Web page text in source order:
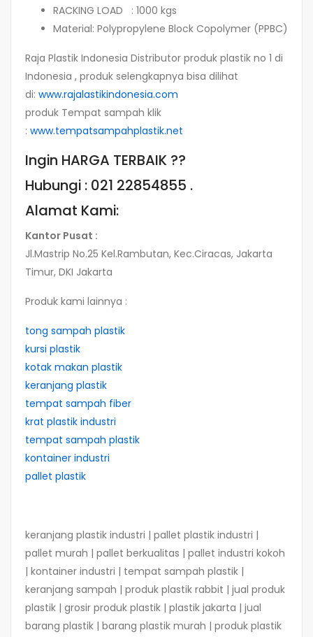
RACKING LOAD : 1000 kgs
Material: Polypropylene Block Copolymer (PPBC)
Raja Plastik Indonesia Distributor produk plastik no 1 di
Indonesia , produk selengkapnya bisa dilihat
di: www.rajalastikindonesia.com
produk Tempat sampah klik
: www.tempatsampahplastik.net
Ingin HARGA TERBAIK ??
Hubungi : 021 22854855 .
Alamat Kami:
Kantor Pusat :
Jl.Mastrip No.25 Kel.Rambutan, Kec.Ciracas, Jakarta
Timur, DKI Jakarta
Produk kami lainnya :
tong sampah plastik
kursi plastik
kotak makan plastik
keranjang plastik
tempat sampah fiber
krat plastik industri
tempat sampah plastik
kontainer industri
pallet plastik
keranjang plastik industri | pallet plastik industri |
pallet murah | pallet berkualitas | pallet industri kokoh
| kontainer industri | tempat sampah plastik |
keranjang sampah | produk plastik rabbit | jual produk
plastik | grosir produk plastik | plastik jakarta | jual
barang plastik | barang plastik murah | produk plastik